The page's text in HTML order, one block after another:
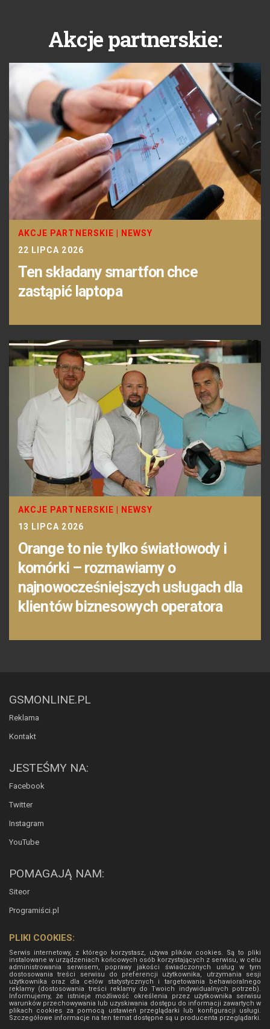
Akcje partnerskie:
AKCJE PARTNERSKIE
NEWSY
22 LIPCA 2026
Ten składany smartfon chce
zastąpić laptopa
AKCJE PARTNERSKIE
NEWSY
13 LIPCA 2026
Orange to nie tylko światłowody i
komórki – rozmawiamy o
najnowocześniejszych usługach dla
klientów biznesowych operatora
GSMONLINE.PL
Reklama
Kontakt
JESTEŚMY NA:
Facebook
Twitter
Instagram
YouTube
POMAGAJĄ NAM:
Siteor
Programiści.pl
PLIKI COOKIES:
Serwis internetowy, z którego korzystasz, używa plików cookies. Są to pliki
instalowane w urządzeniach końcowych osób korzystających z serwisu, w celu
administrowania serwisem, poprawy jakości świadczonych usług w tym
dostosowania treści serwisu do preferencji użytkownika, utrzymania sesji
użytkownika oraz dla celów statystycznych i targetowania behawioralnego
reklamy (dostosowania treści reklamy do Twoich indywidualnych potrzeb).
Informujemy, że istnieje możliwość określenia przez użytkownika serwisu
warunków przechowywania lub uzyskiwania dostępu do informacji zawartych w
plikach cookies za pomocą ustawień przeglądarki lub konfiguracji usługi.
Szczegółowe informacje na ten temat dostępne są u producenta przeglądarki.